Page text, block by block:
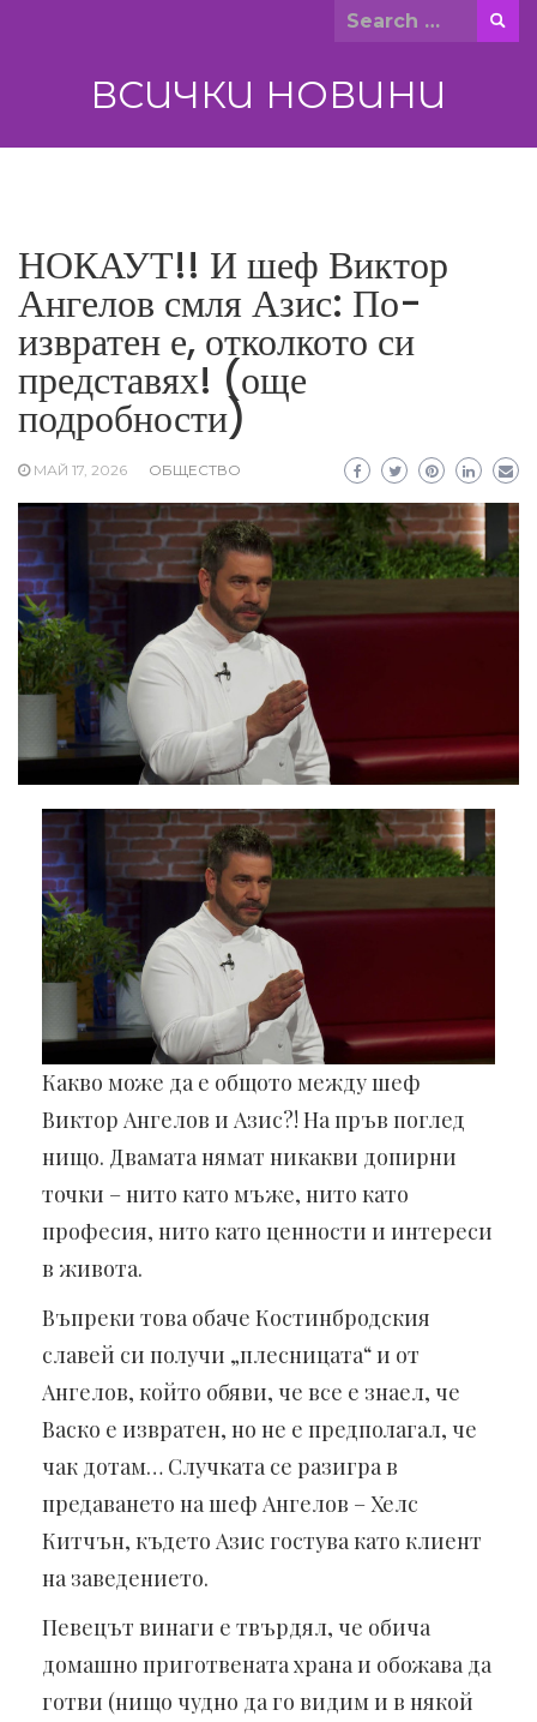
Search
ВСИЧКИ НОВИНИ
НОКАУТ!! И шеф Виктор
Ангелов смля Азис: По-
извратен е, отколкото си
представях! (още
подробности)
МАЙ 17, 2026 ОБЩЕСТВО
Какво може да е общото между шеф
Виктор Ангелов и Азис?! На пръв поглед
нищо. Двамата нямат никакви допирни
точки – нито като мъже, нито като
професия, нито като ценности и интереси
в живота.
Въпреки това обаче Костинбродския
славей си получи „плесницата“ и от
Ангелов, който обяви, че все е знаел, че
Васко е извратен, но не е предполагал, че
чак дотам… Случката се разигра в
предаването на шеф Ангелов – Хелс
Китчън, където Азис гостува като клиент
на заведението.
Певецът винаги е твърдял, че обича
домашно приготвената храна и обожава да
готви (нищо чудно да го видим и в някой